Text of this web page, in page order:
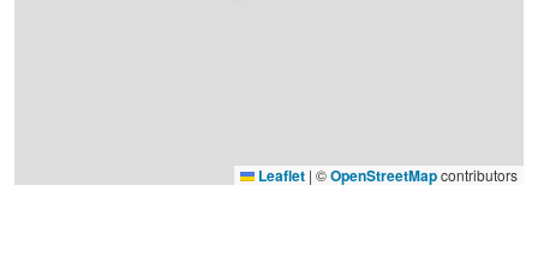
Leaflet | ©OpenStreetMapcontributors